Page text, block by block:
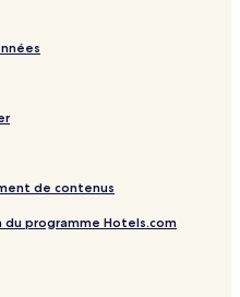
de contenus
programme Hotels.com